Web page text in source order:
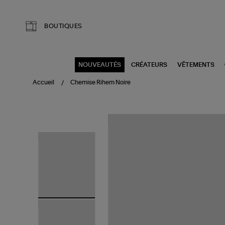
BOUTIQUES
NOUVEAUTÉS CRÉATEURS VÊTEMENTS
Accueil Chemise Rihem Noire